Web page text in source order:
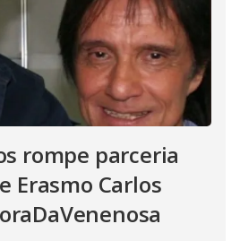
rompe parceria
Erasmo Carlos